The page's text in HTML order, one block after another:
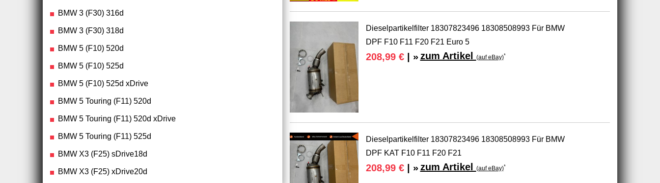
BMW 3 (F30) 316d
BMW 3 (F30) 318d
BMW 5 (F10) 520d
BMW 5 (F10) 525d
BMW 5 (F10) 525d xDrive
BMW 5 Touring (F11) 520d
BMW 5 Touring (F11) 520d xDrive
BMW 5 Touring (F11) 525d
BMW X3 (F25) sDrive18d
BMW X3 (F25) xDrive20d
Dieselpartikelfilter 18307823496 18308508993 Für BMW
DPF F10 F11 F20 F21 Euro 5
208,99 €| » zum Artikel (auf eBay)*
Dieselpartikelfilter 18307823496 18308508993 Für BMW
DPF KAT F10 F11 F20 F21
208,99 €| » zum Artikel (auf eBay)*